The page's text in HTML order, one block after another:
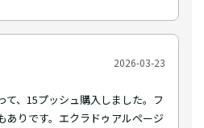
2026-03-23
て、15プッシュ購入しました。フ
ありです。エクラドゥアルページ